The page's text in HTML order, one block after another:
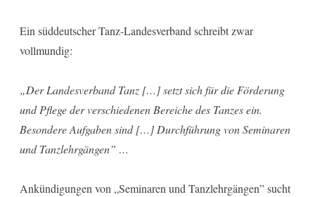
Ein süddeutscher Tanz-Landesverband schreibt zwar
vollmundig:
„Der Landesverband Tanz […] setzt sich für die Förderung
und Pflege der verschiedenen Bereiche des Tanzes ein.
Besondere Aufgaben sind […] Durchführung von Seminaren
und Tanzlehrgängen” …
Ankündigungen von „Seminaren und Tanzlehrgängen” sucht